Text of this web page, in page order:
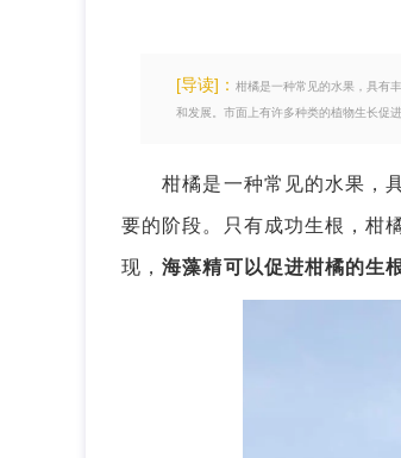
[导读]： 柑橘是一种常见的水果，具有
和发展。市面上有许多种类的植物生长促
柑橘是一种常见的水果，具
要的阶段。只有成功生根，柑
现，海藻精可以促进柑橘的生